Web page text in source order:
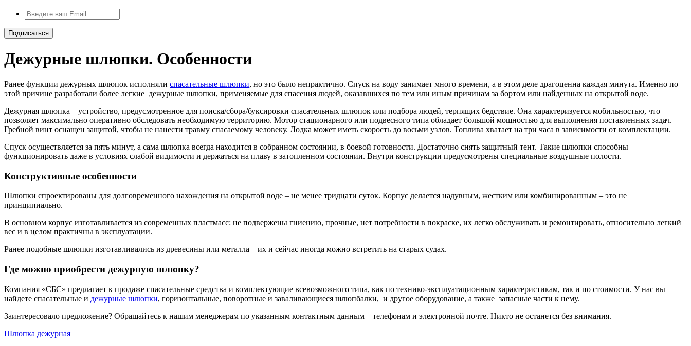
Дежурные шлюпки. Особенности
Ранее функции дежурных шлюпок исполняли спасательные шлюпки, но это было непрактично. Спуск на воду занимает много времени, а в этом деле драгоценна каждая минута. Именно по
этой причине разработали более легкие дежурные шлюпки, применяемые для спасения людей, оказавшихся по тем или иным причинам за бортом или найденных на открытой воде.
Дежурная шлюпка – устройство, предусмотренное для поиска/сбора/буксировки спасательных шлюпок или подбора людей, терпящих бедствие. Она характеризуется мобильностью, что
позволяет максимально оперативно обследовать необходимую территорию. Мотор стационарного или подвесного типа обладает большой мощностью для выполнения поставленных задач.
Гребной винт оснащен защитой, чтобы не нанести травму спасаемому человеку. Лодка может иметь скорость до восьми узлов. Топлива хватает на три часа в зависимости от комплектации.
Спуск осуществляется за пять минут, а сама шлюпка всегда находится в собранном состоянии, в боевой готовности. Достаточно снять защитный тент. Такие шлюпки способны
функционировать даже в условиях слабой видимости и держаться на плаву в затопленном состоянии. Внутри конструкции предусмотрены специальные воздушные полости.
Конструктивные особенности
Шлюпки спроектированы для долговременного нахождения на открытой воде – не менее тридцати суток. Корпус делается надувным, жестким или комбинированным – это не
принципиально.
В основном корпус изготавливается из современных пластмасс: не подвержены гниению, прочные, нет потребности в покраске, их легко обслуживать и ремонтировать, относительно легкий
вес и в целом практичны в эксплуатации.
Ранее подобные шлюпки изготавливались из древесины или металла – их и сейчас иногда можно встретить на старых судах.
Где можно приобрести дежурную шлюпку?
Компания «СБС» предлагает к продаже спасательные средства и комплектующие всевозможного типа, как по технико-эксплуатационным характеристикам, так и по стоимости. У нас вы
найдете спасательные и дежурные шлюпки, горизонтальные, поворотные и заваливающиеся шлюпбалки, и другое оборудование, а также запасные части к нему.
Заинтересовало предложение? Обращайтесь к нашим менеджерам по указанным контактным данным – телефонам и электронной почте. Никто не останется без внимания.
Шлюпка дежурная